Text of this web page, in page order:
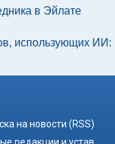
в Эйлате
использующих ИИ:
на новости (RSS)
редакции и устав